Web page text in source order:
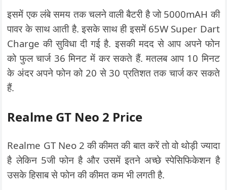
इसमें एक लंबे समय तक चलने वाली बैटरी है जो 5000mAH की
पावर के साथ आती है. इसके साथ ही इसमें 65W Super Dart
Charge की सुविधा दी गई है. इसकी मदद से आप अपने फोन
को फुल चार्ज 36 मिनट में कर सकते हैं. मतलब आप 10 मिनट
के अंदर अपने फोन को 20 से 30 प्रतिशत तक चार्ज कर सकते
हैं.
Realme GT Neo 2 Price
Realme GT Neo 2 की कीमत की बात करें तो वो थोड़ी ज्यादा
है लेकिन 5जी फोन है और उसमें इतने अच्छे स्पेसिफिकेशन है
उसके हिसाब से फोन की कीमत कम भी लगती है.